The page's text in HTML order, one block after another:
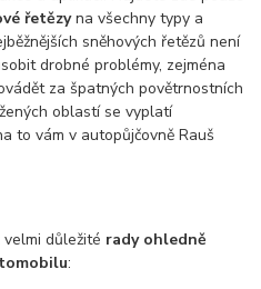
řetězyna všechny typy a
sněhových řetězů není
drobné problémy, zejména
za špatných povětrnostních
oblastí se vyplatí
to vám v autopůjčovně Rauš
důležité rady ohledně
: